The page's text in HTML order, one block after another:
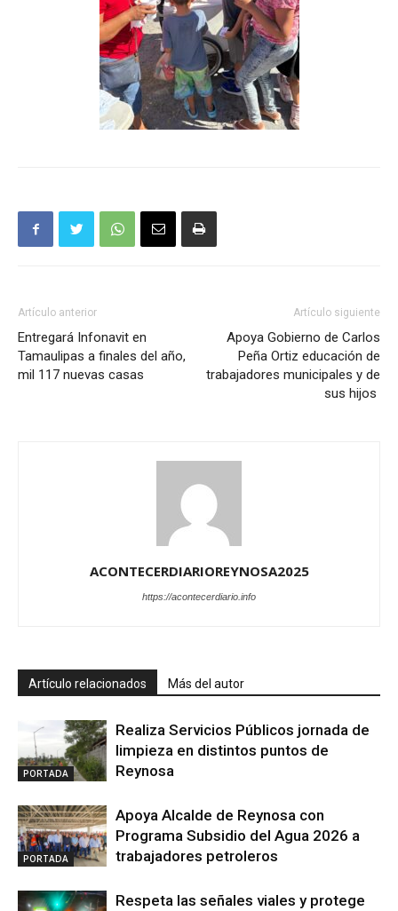
Artículo anterior
Entregará Infonavit en
Tamaulipas a finales del año,
mil 117 nuevas casas
Artículo siguiente
Apoya Gobierno de Carlos
Peña Ortiz educación de
trabajadores municipales y de
sus hijos
ACONTECERDIARIOREYNOSA2025
https://acontecerdiario.info
Artículo relacionados Más del autor
PORTADA
Realiza Servicios Públicos jornada de
limpieza en distintos puntos de
Reynosa
PORTADA
Apoya Alcalde de Reynosa con
Programa Subsidio del Agua 2026 a
trabajadores petroleros
Respeta las señales viales y protege